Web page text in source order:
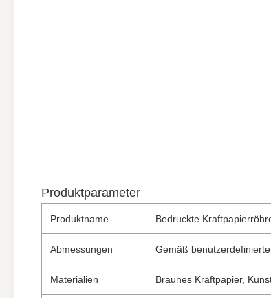
Produktparameter
Produktname Bedruckte
Abmessungen Gemäß
Materialien Braunes Kraftpapier,